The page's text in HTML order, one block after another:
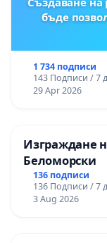
бъде
1 734 подписи
143 Подписи / 7
29 Apr 2026
Изграждане
Беломорски
136 подписи
136 Подписи / 7
3 Aug 2026